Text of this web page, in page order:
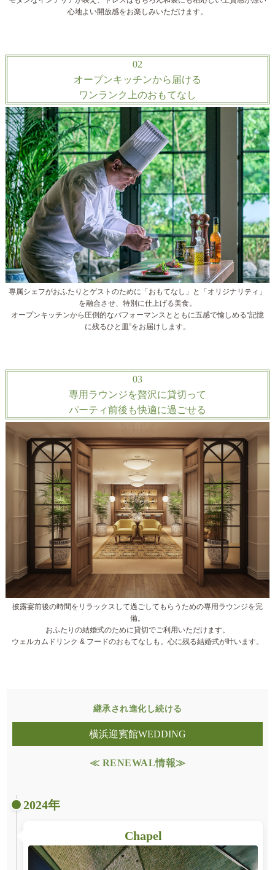
心地よい開放感をお楽しみいただけます。
02
オープンキッチンから届ける
ワンランク上のおもてなし
専属シェフがおふたりとゲストのために「おもてなし」と「オリジナリティ」
を融合させ、特別に仕上げる美食。
オープンキッチンから圧倒的なパフォーマンスとともに五感で愉しめる“記憶
に残るひと皿”をお届けします。
03
専用ラウンジを贅沢に貸切って
パーティ前後も快適に過ごせる
披露宴前後の時間をリラックスして過ごしてもらうための専用ラウンジを完
備。
おふたりの結婚式のために貸切でご利用いただけます。
ウェルカムドリンク & フードのおもてなしも。心に残る結婚式が叶います。
継承され進化し続ける
横浜迎賓館WEDDING
≪ RENEWAL情報≫
2024年
Chapel